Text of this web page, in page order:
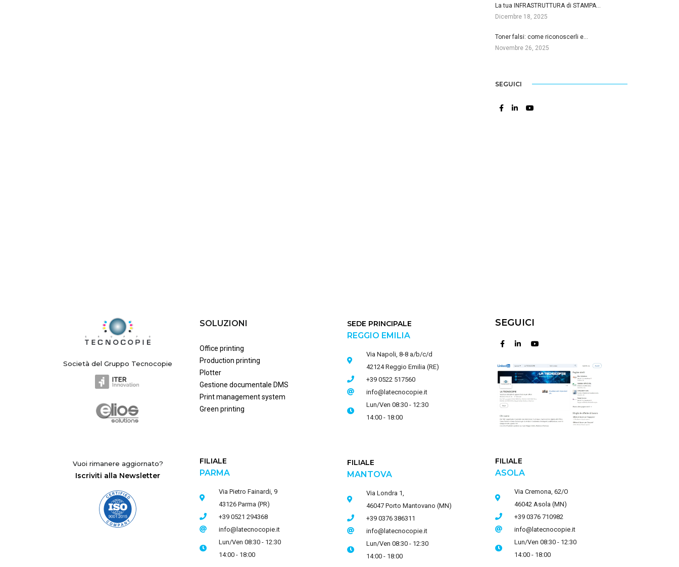
La tua INFRASTRUTTURA di STAMPA…
Dicembre 18, 2025
Toner falsi: come riconoscerli e…
Novembre 26, 2025
SEGUICI
Società del Gruppo Tecnocopie
Vuoi rimanere aggiornato?
Iscriviti alla Newsletter
SOLUZIONI
Office printing
Production printing
Plotter
Gestione documentale DMS
Print management system
Green printing
FILIALE
PARMA
Via Pietro Fainardi, 9
43126 Parma (PR)
+39 0521 294368
info@latecnocopie.it
Lun/Ven 08:30 - 12:30
14:00 - 18:00
SEDE PRINCIPALE
REGGIO EMILIA
Via Napoli, 8-8 a/b/c/d
42124 Reggio Emilia (RE)
+39 0522 517560
info@latecnocopie.it
Lun/Ven 08:30 - 12:30
14:00 - 18:00
FILIALE
MANTOVA
Via Londra 1,
46047 Porto Mantovano (MN)
+39 0376 386311
info@latecnocopie.it
Lun/Ven 08:30 - 12:30
14:00 - 18:00
SEGUICI
FILIALE
ASOLA
Via Cremona, 62/O
46042 Asola (MN)
+39 0376 710982
info@latecnocopie.it
Lun/Ven 08:30 - 12:30
14:00 - 18:00